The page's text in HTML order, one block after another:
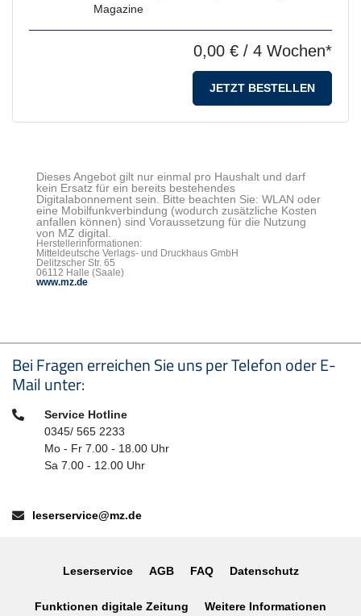
Magazine
0,00 € / 4 Wochen*
JETZT BESTELLEN
Dieses Angebot gilt nur einmal pro Haushalt und darf
kein Ersatz für ein bereits bestehendes
Digitalabonnement sein. Bitte beachten Sie: WLAN oder
eine Mobilfunkverbindung (wodurch zusätzliche Kosten
anfallen können) sind Voraussetzung für die Nutzung
von MZ digital.
Herstellerinformationen:
Mitteldeutsche Verlags- und Druckhaus GmbH
Delitzscher Str. 65
06112 Halle (Saale)
www.mz.de
Seitenfußbereich
Bei Fragen erreichen Sie uns per Telefon oder E-
Mail unter:
Telefon:Service Hotline
0345/ 565 2233
Mo - Fr 7.00 - 18.00 Uhr
Sa 7.00 - 12.00 Uhr
E-Mail:leserservice@mz.de
Leserservice AGB FAQ Datenschutz
Funktionen digitale Zeitung Weitere Informationen